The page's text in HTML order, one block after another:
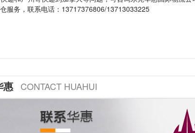
服务，联系电话： 13717376806/13713033225
惠 CONTACT HUAHUI